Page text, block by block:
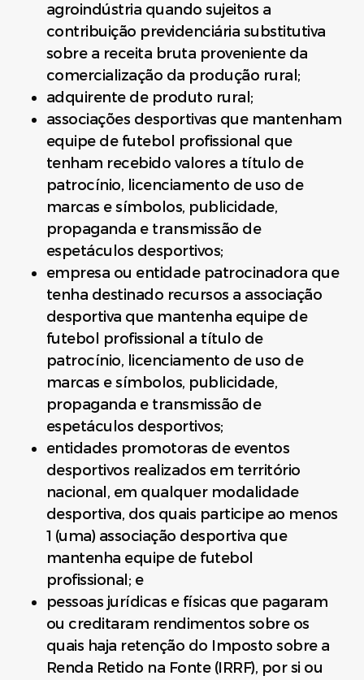
agroindústria quando sujeitos a
contribuição previdenciária substitutiva
sobre a receita bruta proveniente da
comercialização da produção rural;
adquirente de produto rural;
associações desportivas que mantenham
equipe de futebol profissional que
tenham recebido valores a título de
patrocínio, licenciamento de uso de
marcas e símbolos, publicidade,
propaganda e transmissão de
espetáculos desportivos;
empresa ou entidade patrocinadora que
tenha destinado recursos a associação
desportiva que mantenha equipe de
futebol profissional a título de
patrocínio, licenciamento de uso de
marcas e símbolos, publicidade,
propaganda e transmissão de
espetáculos desportivos;
entidades promotoras de eventos
desportivos realizados em território
nacional, em qualquer modalidade
desportiva, dos quais participe ao menos
1 (uma) associação desportiva que
mantenha equipe de futebol
profissional; e
pessoas jurídicas e físicas que pagaram
ou creditaram rendimentos sobre os
quais haja retenção do Imposto sobre a
Renda Retido na Fonte (IRRF), por si ou